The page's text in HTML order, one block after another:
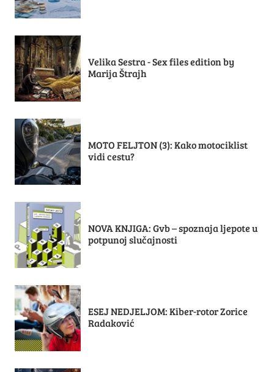
Velika Sestra - Sex files edition by
Marija Štrajh
MOTO FELJTON (3): Kako motociklist
vidi cestu?
NOVA KNJIGA: Gvb – spoznaja ljepote u
potpunoj slučajnosti
ESEJ NEDJELJOM: Kiber-rotor Zorice
Radaković